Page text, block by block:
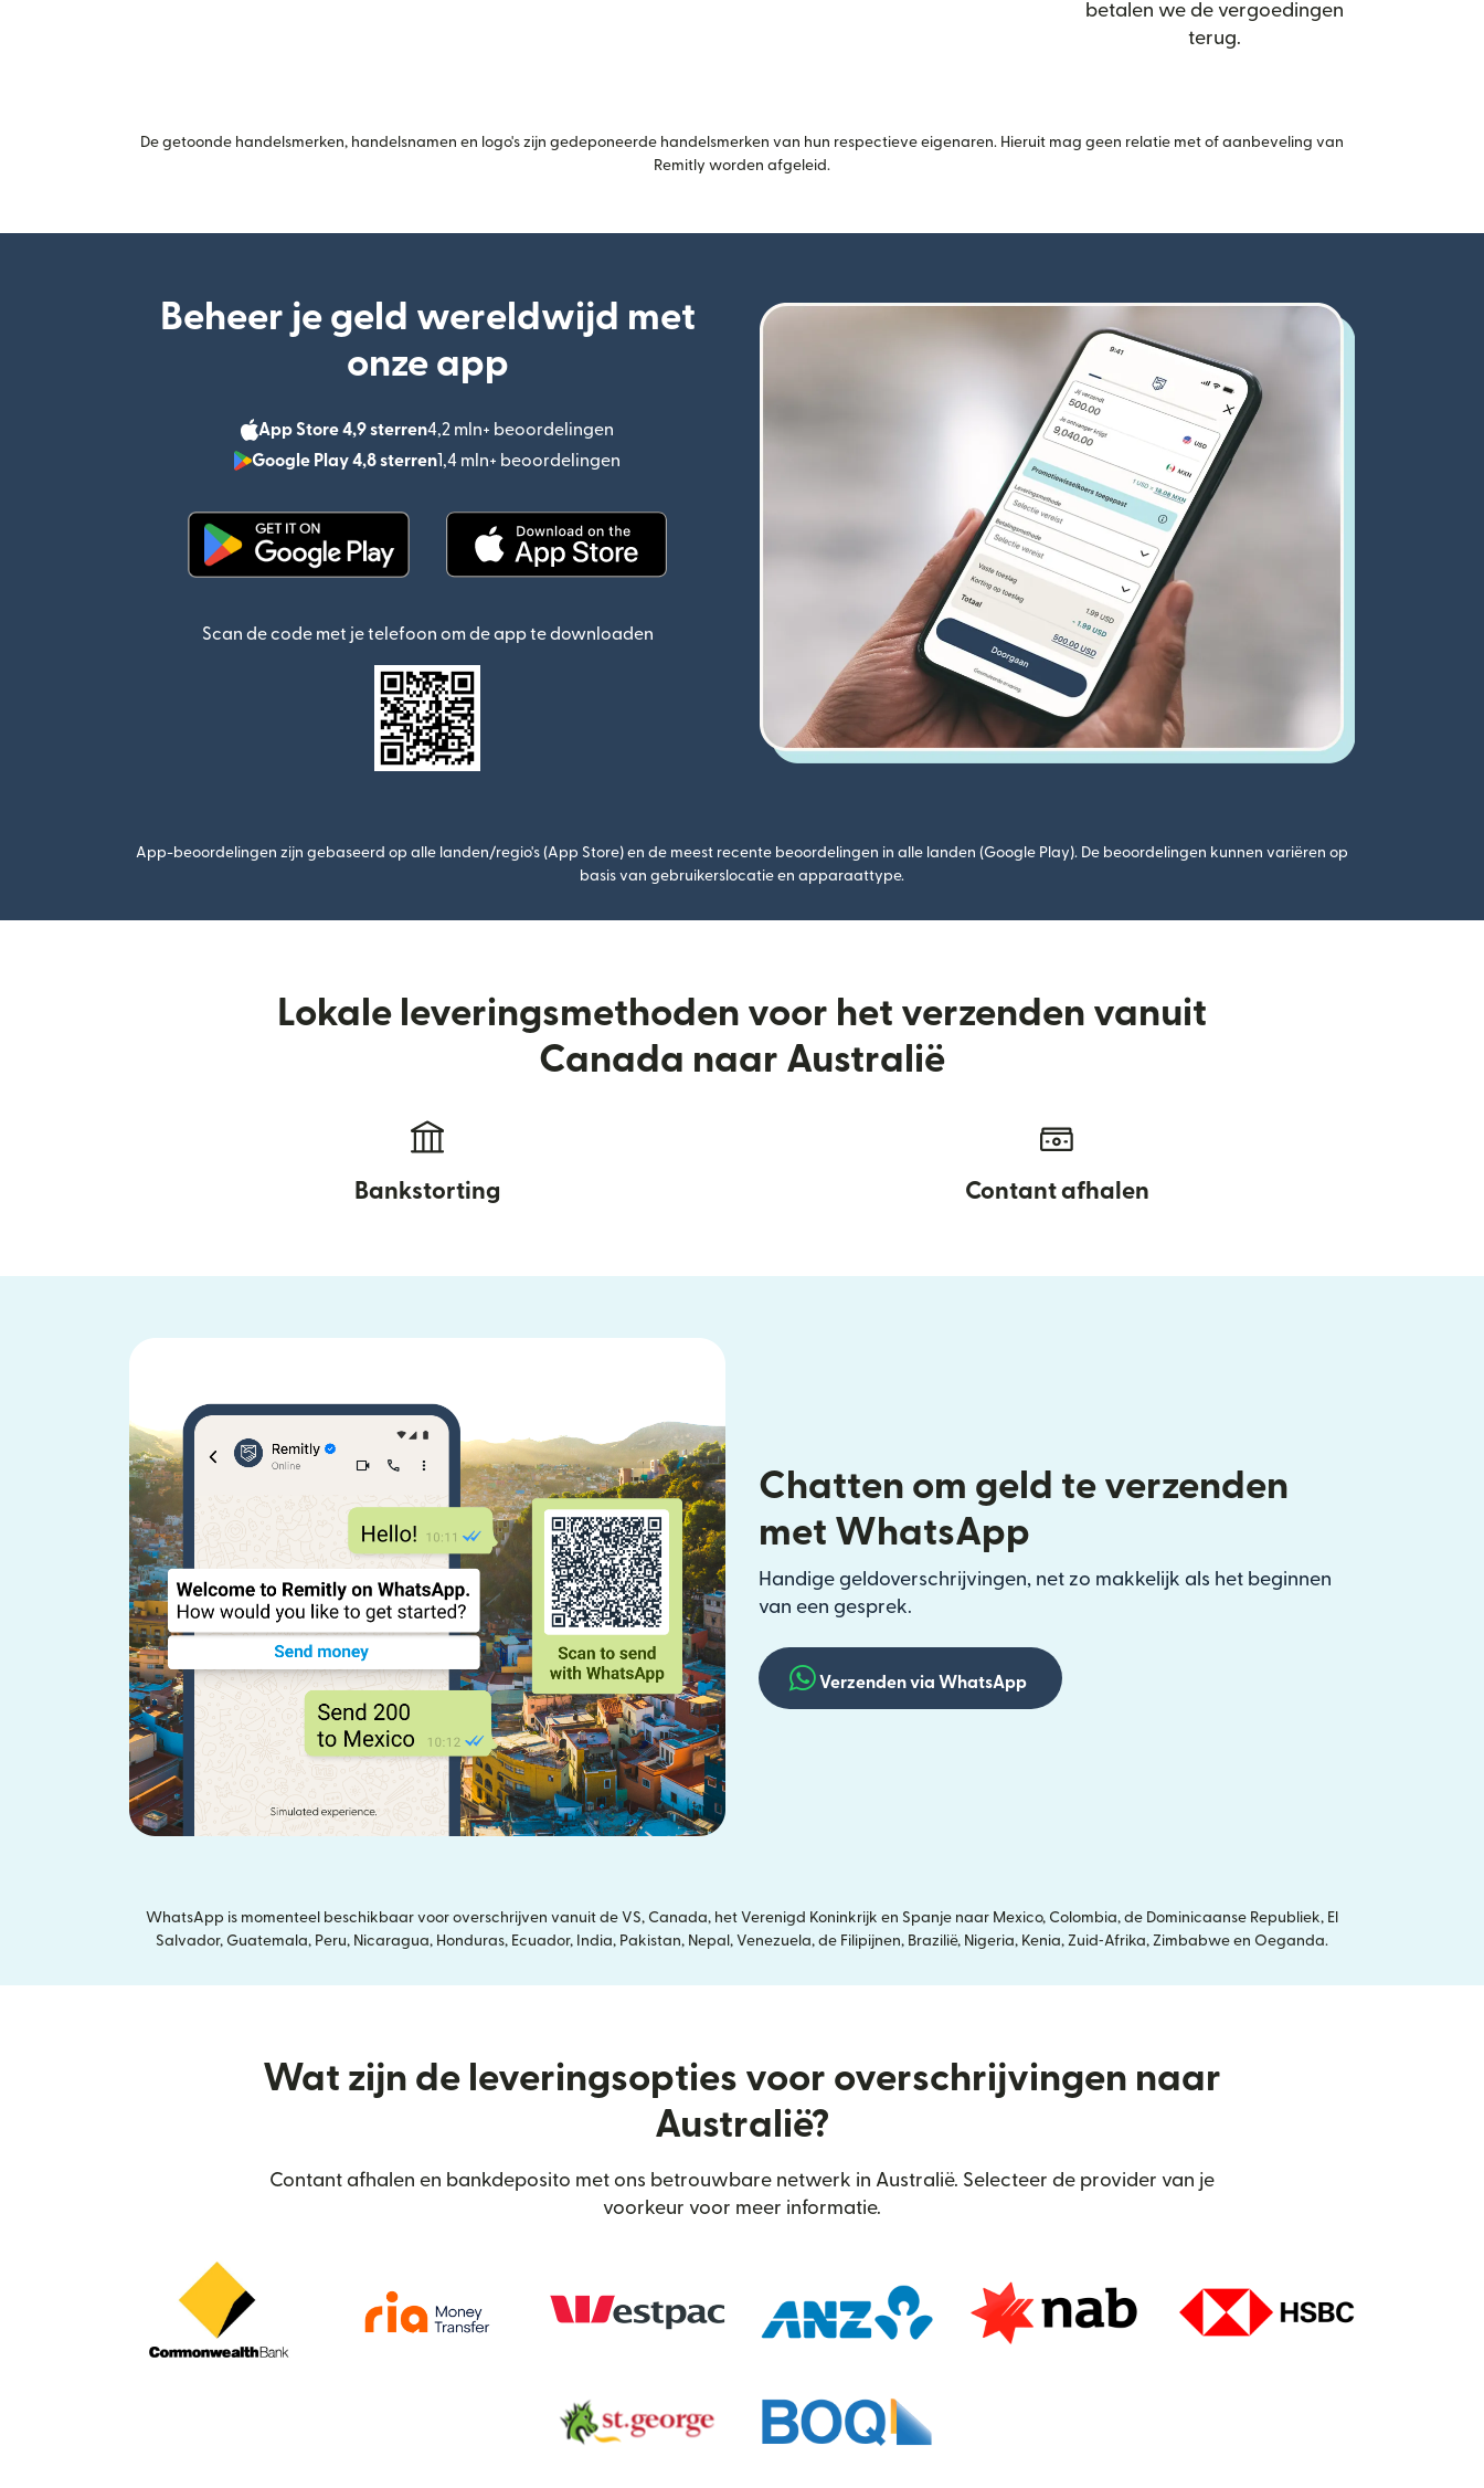
betalen we de vergoedingen
terug.
De getoonde handelsmerken, handelsnamen en logo's zijn gedeponeerde handelsmerken van hun respectieve eigenaren. Hieruit mag geen relatie met of aanbeveling van
Remitly worden afgeleid.
Beheer je geld wereldwijd met
onze app
App Store 4,9 sterren4,2 mln+ beoordelingen
Google Play 4,8 sterren1,4 mln+ beoordelingen
Scan de code met je telefoon om de app te downloaden
App-beoordelingen zijn gebaseerd op alle landen/regio's (App Store) en de meest recente beoordelingen in alle landen (Google Play). De beoordelingen kunnen variëren op
basis van gebruikerslocatie en apparaattype.
Lokale leveringsmethoden voor het verzenden vanuit
Canada naar Australië
Bankstorting Contant afhalen
Chatten om geld te verzenden
met WhatsApp
Handige geldoverschrijvingen, net zo makkelijk als het beginnen
van een gesprek.
Verzenden via WhatsApp
WhatsApp is momenteel beschikbaar voor overschrijven vanuit de VS, Canada, het Verenigd Koninkrijk en Spanje naar Mexico, Colombia, de Dominicaanse Republiek, El
Salvador, Guatemala, Peru, Nicaragua, Honduras, Ecuador, India, Pakistan, Nepal, Venezuela, de Filipijnen, Brazilië, Nigeria, Kenia, Zuid‑Afrika, Zimbabwe en Oeganda.
Wat zijn de leveringsopties voor overschrijvingen naar
Australië?
Contant afhalen en bankdeposito met ons betrouwbare netwerk in Australië. Selecteer de provider van je
voorkeur voor meer informatie.